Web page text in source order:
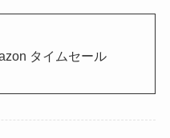
タイムセール